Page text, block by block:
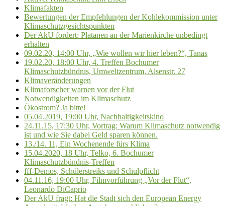
Klimafakten
Bewertungen der Empfehlungen der Kohlekommission unter
Klimaschutzgesichtspunkten
Der AkU fordert: Platanen an der Marienkirche unbedingt
erhalten
09.02.20, 14:00 Uhr, „Wie wollen wir hier leben?“, Tanas
19.02.20, 18:00 Uhr, 4. Treffen Bochumer
Klimaschutzbündnis, Umweltzentrum, Alsenstr. 27
Klimaveränderungen
Klimaforscher warnen vor der Flut
Notwendigkeiten im Klimaschutz
Ökostrom? Ja bitte!
05.04.2019, 19:00 Uhr, Nachhaltigkeitskino
24.11.15, 17:30 Uhr, Vortrag: Warum Klimaschutz notwendig
ist und wie Sie dabei Geld sparen können.
13./14. 11, Ein Wochenende fürs Klima
15.04.2020, 18 Uhr, Telko, 6. Bochumer
Klimaschutzbündnis-Treffen
fff-Demos, Schülerstreiks und Schulpflicht
04.11.16, 19:00 Uhr, Filmvorführung „Vor der Flut“,
Leonardo DiCaprio
Der AkU fragt: Hat die Stadt sich den European Energy